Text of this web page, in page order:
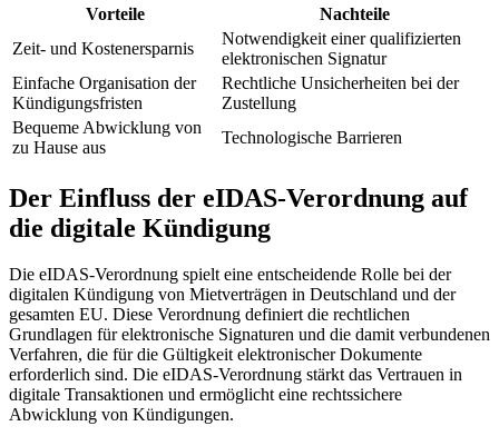
Vorteile
Nachteile
Zeit- und Kostenersparnis
Notwendigkeit einer qualifizierten
elektronischen Signatur
Einfache Organisation der
Kündigungsfristen
Rechtliche Unsicherheiten bei der
Zustellung
Bequeme Abwicklung von
zu Hause aus
Technologische Barrieren
Der Einfluss der eIDAS-Verordnung auf
die digitale Kündigung
Die eIDAS-Verordnung spielt eine entscheidende Rolle bei der
digitalen Kündigung von Mietverträgen in Deutschland und der
gesamten EU. Diese Verordnung definiert die rechtlichen
Grundlagen für elektronische Signaturen und die damit verbundenen
Verfahren, die für die Gültigkeit elektronischer Dokumente
erforderlich sind. Die eIDAS-Verordnung stärkt das Vertrauen in
digitale Transaktionen und ermöglicht eine rechtssichere
Abwicklung von Kündigungen.